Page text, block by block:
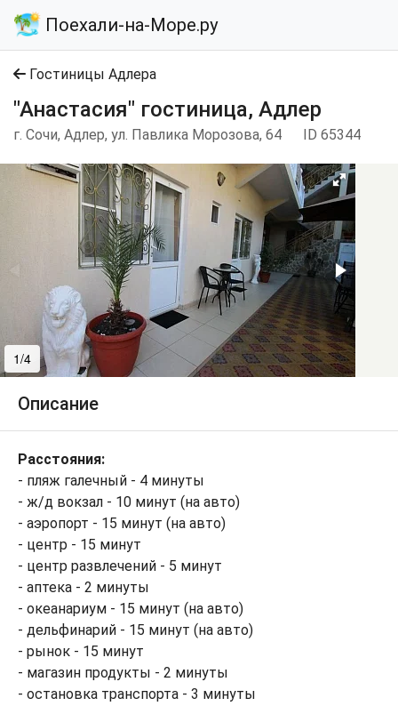
Поехали-на-Море.ру
Гостиницы Адлера
"Анастасия" гостиница, Адлер
г. Сочи, Адлер, ул. Павлика Морозова, 64 ID 65344
1/4
Описание
Расстояния:
- пляж галечный - 4 минуты
- ж/д вокзал - 10 минут (на авто)
- аэропорт - 15 минут (на авто)
- центр - 15 минут
- центр развлечений - 5 минут
- аптека - 2 минуты
- океанариум - 15 минут (на авто)
- дельфинарий - 15 минут (на авто)
- рынок - 15 минут
- магазин продукты - 2 минуты
- остановка транспорта - 3 минуты